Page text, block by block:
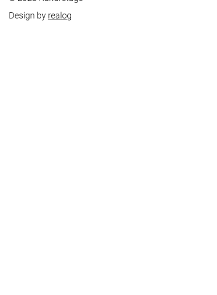
Design by realog